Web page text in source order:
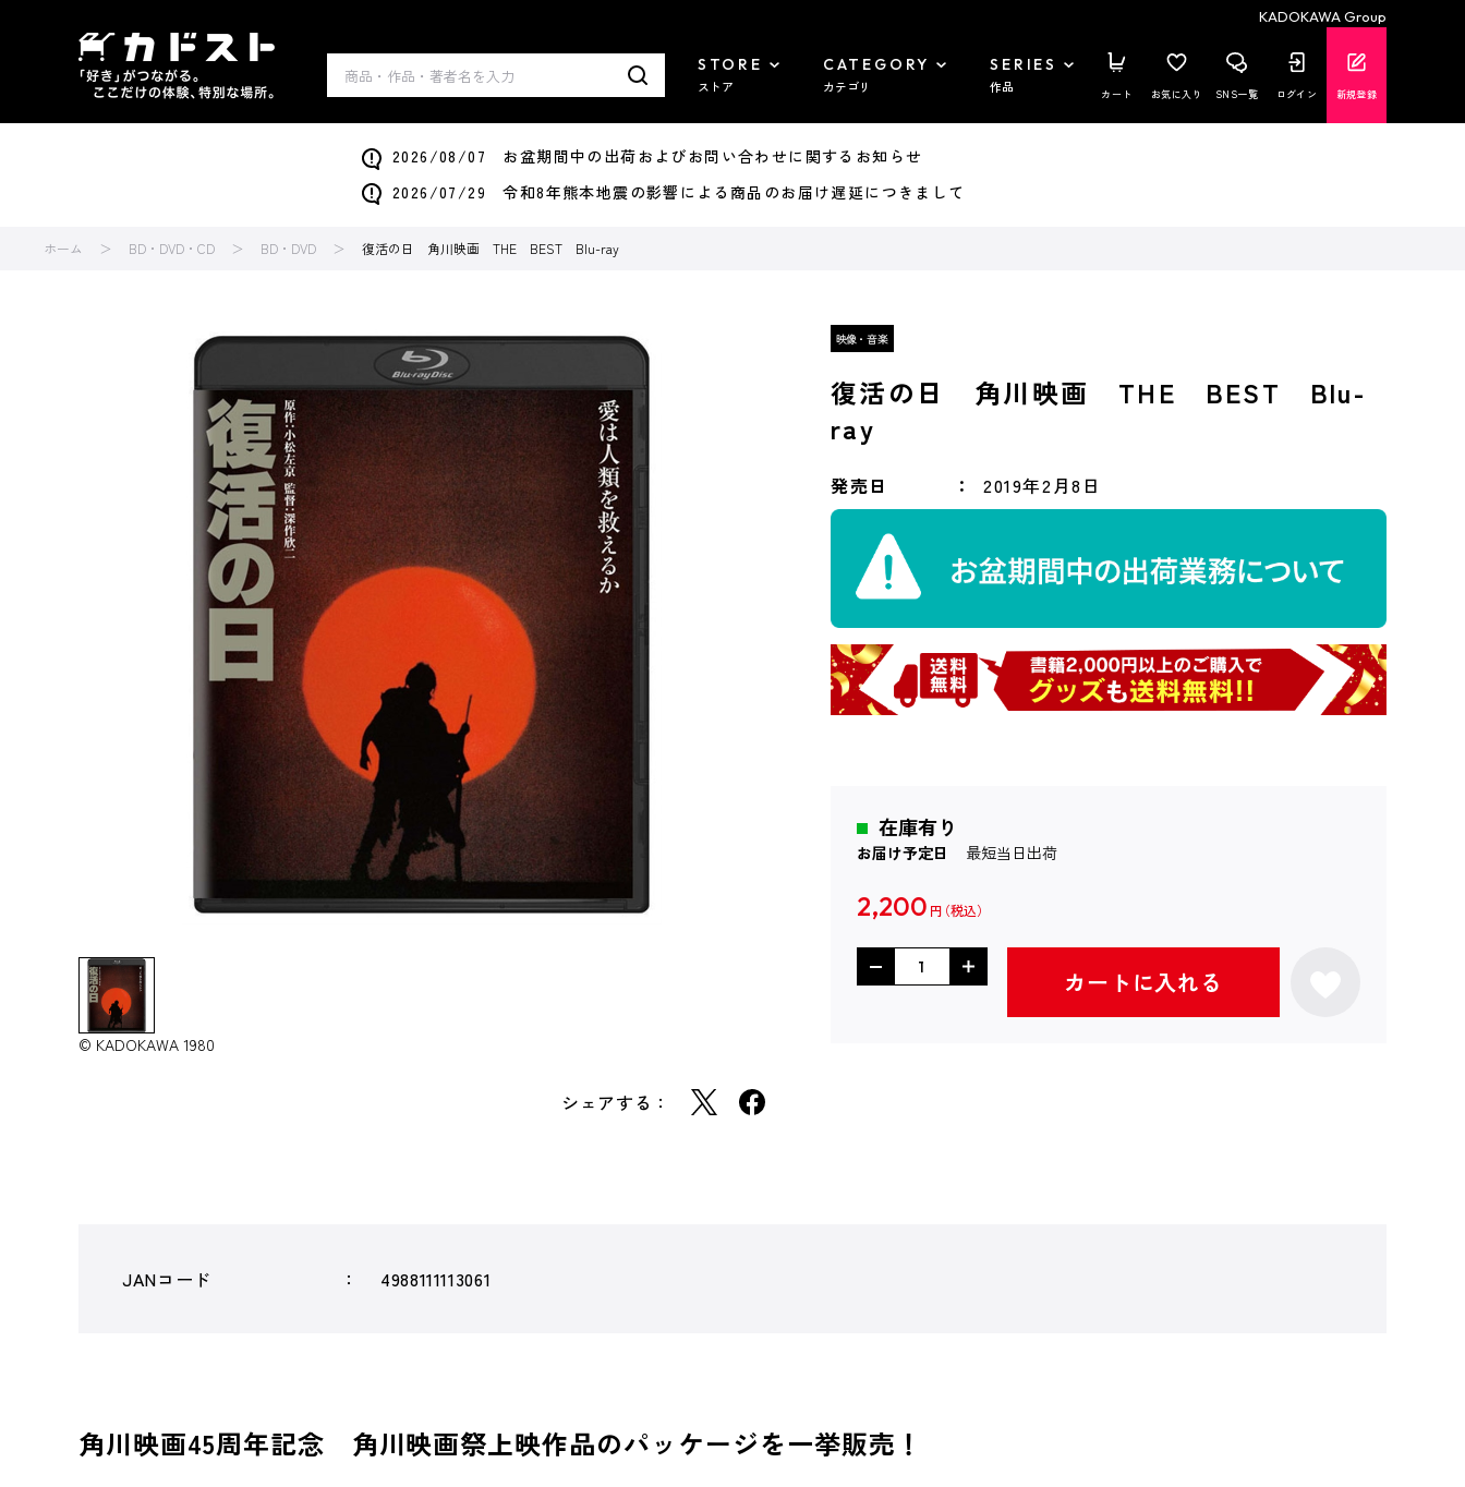
KADOKAWA Group
STORE
ストア
CATEGORY
カテゴリ
SERIES
作品 カート お気に入り SNS一覧 ログイン 新規登録
2026/08/07 お盆期間中の出荷およびお問い合わせに関するお知らせ
2026/07/29 令和8年熊本地震の影響による商品のお届け遅延につきまして
ホーム BD・DVD・CD BD・DVD 復活の日 角川映画 THE BEST Blu-ray
© KADOKAWA 1980
シェアする：
復活の日 角川映画 THE BEST Blu-
ray
発売日 2019年2月8日
在庫有り
お届け予定日 最短当日出荷
2,200 円
カートに入れる
JANコード 4988111113061
角川映画45周年記念 角川映画祭上映作品のパッケージを一挙販売！